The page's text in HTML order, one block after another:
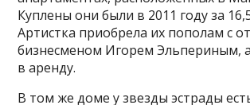
Куплены они были в 2011 году за
Артистка приобрела их пополам с
бизнесменом Игорем Эльпериным,
в аренду.
В том же доме у звезды эстрады